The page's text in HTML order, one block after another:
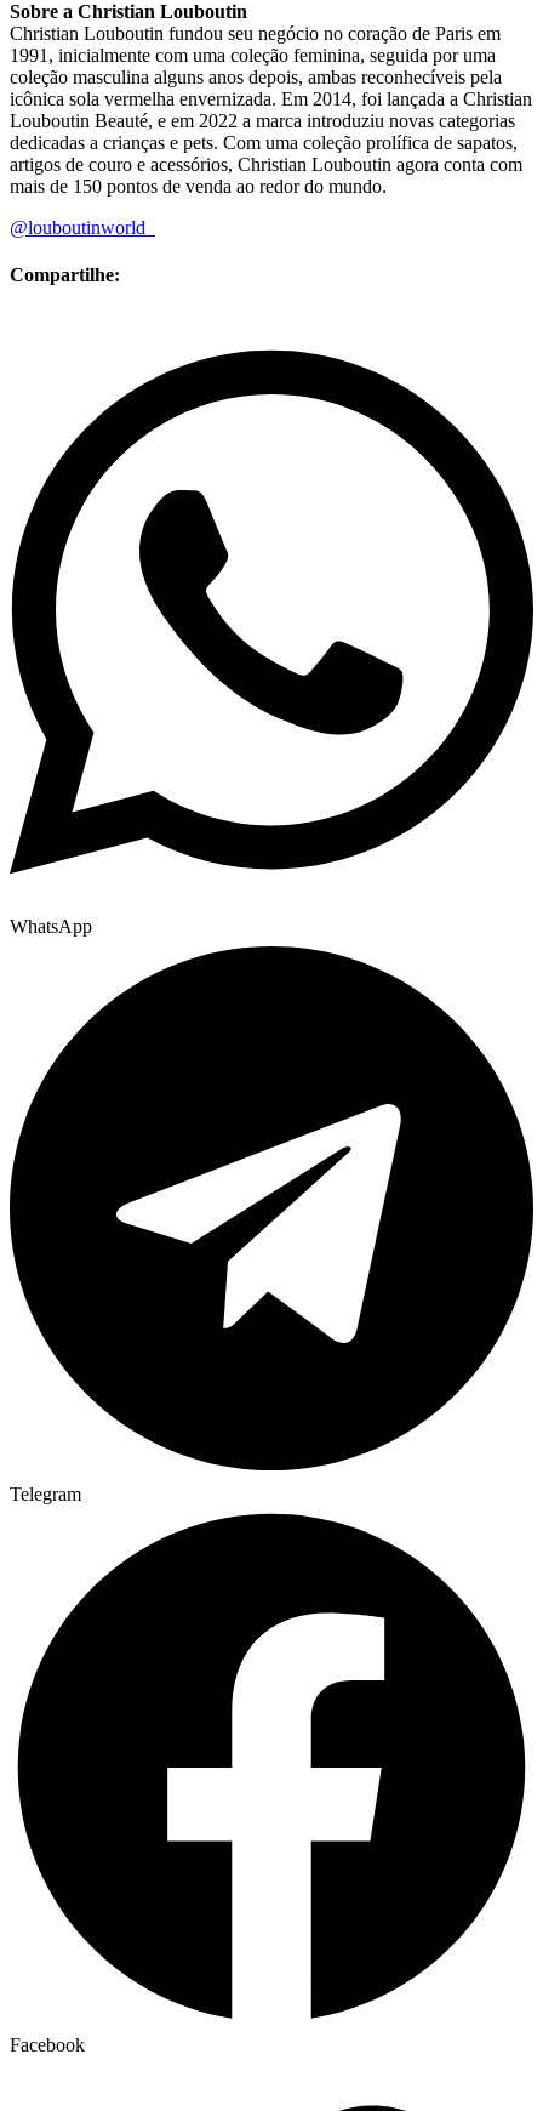
Sobre a Christian Louboutin
Christian Louboutin fundou seu negócio no coração de Paris em
1991, inicialmente com uma coleção feminina, seguida por uma
coleção masculina alguns anos depois, ambas reconhecíveis pela
icônica sola vermelha envernizada. Em 2014, foi lançada a Christian
Louboutin Beauté, e em 2022 a marca introduziu novas categorias
dedicadas a crianças e pets. Com uma coleção prolífica de sapatos,
artigos de couro e acessórios, Christian Louboutin agora conta com
mais de 150 pontos de venda ao redor do mundo.
@louboutinworld
Compartilhe:
WhatsApp
Telegram
Facebook